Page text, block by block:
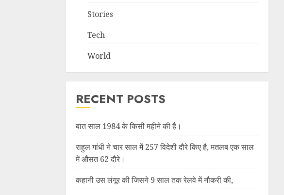
Stories
Tech
World
RECENT POSTS
बात साल 1984 के किसी महीने की है।
राहुल गांधी ने चार साल में 257 विदेशी दौरे किए है, मतलब एक साल
में औसत 62 दौरे।
कहानी उस लंगूर की जिसने 9 साल तक रेलवे में नौकरी की,